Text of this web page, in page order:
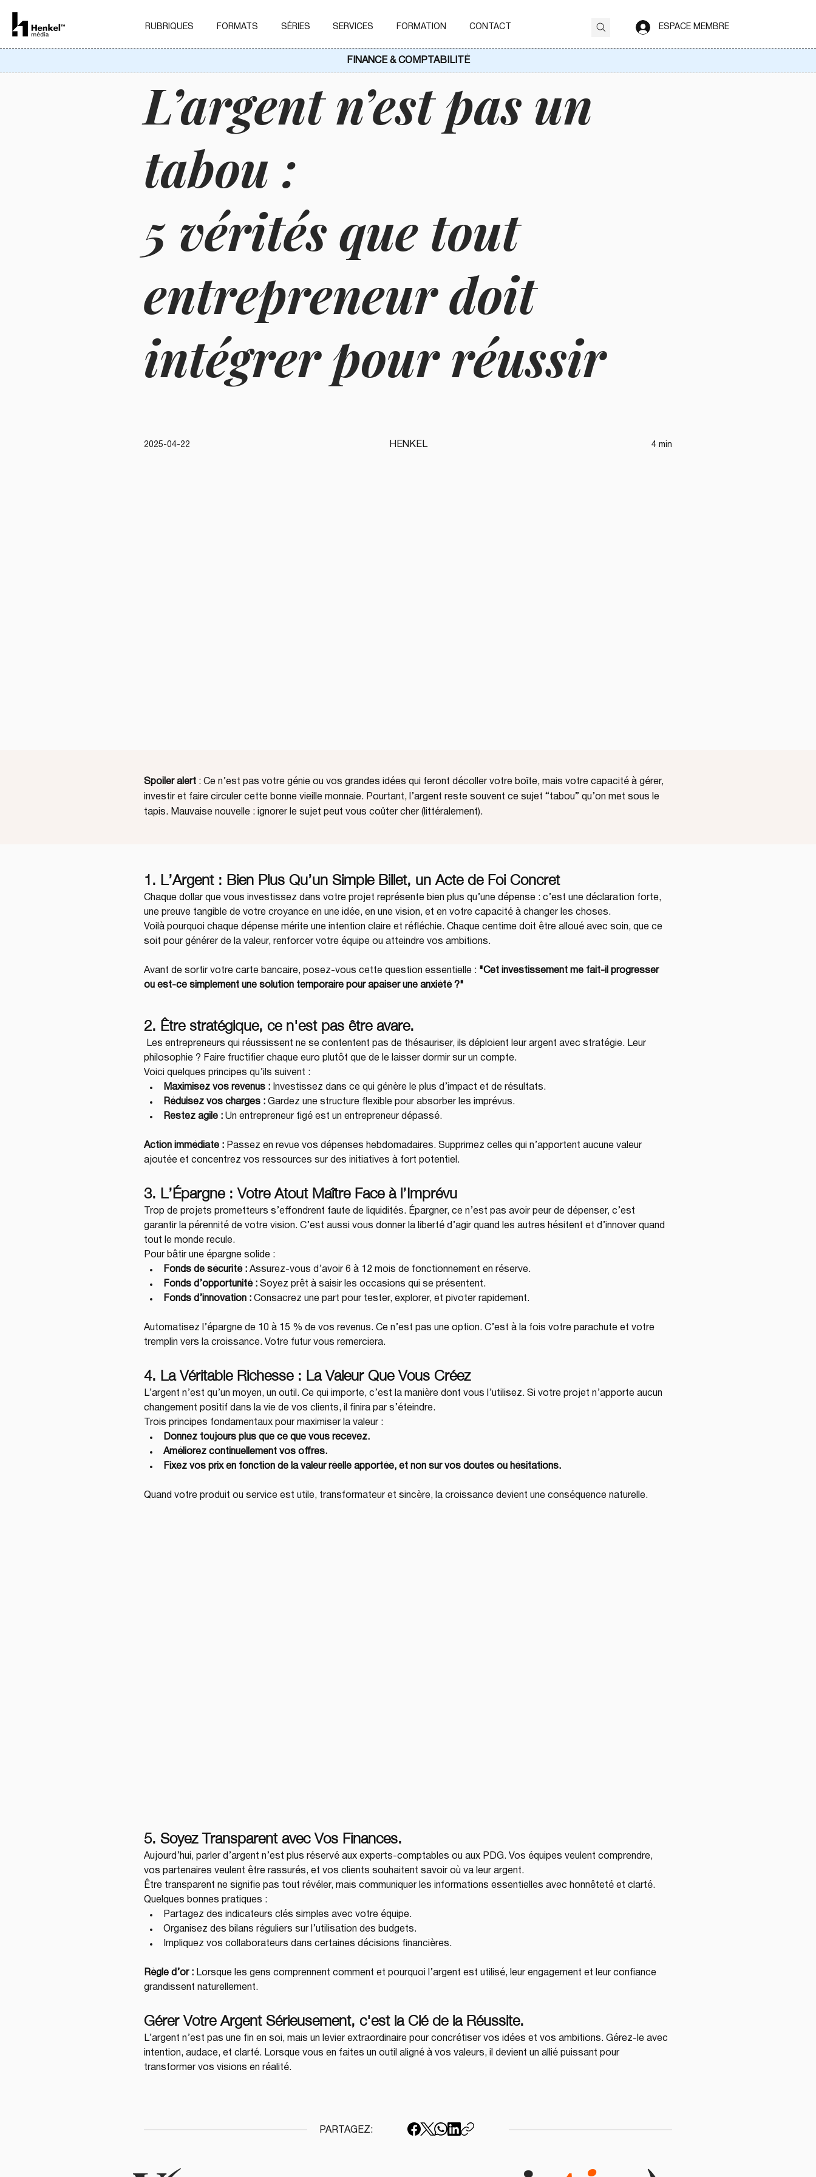
RUBRIQUES FORMATS SÉRIES SERVICES FORMATION CONTACT ESPACE MEMBRE
1. L’Argent : Bien Plus Qu’un Simple Billet, un Acte de Foi Concret
Chaque dollar que vous investissez dans votre projet représente bien plus qu’une dépense : c’est une déclaration forte,
une preuve tangible de votre croyance en une idée, en une vision, et en votre capacité à changer les choses.
Voilà pourquoi chaque dépense mérite une intention claire et réfléchie. Chaque centime doit être alloué avec soin, que ce
soit pour générer de la valeur, renforcer votre équipe ou atteindre vos ambitions.
Avant de sortir votre carte bancaire, posez-vous cette question essentielle : "Cet investissement me fait-il progresser
ou est-ce simplement une solution temporaire pour apaiser une anxiété ?"
2. Être stratégique, ce n'est pas être avare.
Les entrepreneurs qui réussissent ne se contentent pas de thésauriser, ils déploient leur argent avec stratégie. Leur
philosophie ? Faire fructifier chaque euro plutôt que de le laisser dormir sur un compte.
Voici quelques principes qu’ils suivent :
Maximisez vos revenus : Investissez dans ce qui génère le plus d’impact et de résultats.
Réduisez vos charges : Gardez une structure flexible pour absorber les imprévus.
Restez agile : Un entrepreneur figé est un entrepreneur dépassé.
Action immédiate : Passez en revue vos dépenses hebdomadaires. Supprimez celles qui n’apportent aucune valeur
ajoutée et concentrez vos ressources sur des initiatives à fort potentiel.
3. L’Épargne : Votre Atout Maître Face à l’Imprévu
Trop de projets prometteurs s’effondrent faute de liquidités. Épargner, ce n’est pas avoir peur de dépenser, c’est
garantir la pérennité de votre vision. C’est aussi vous donner la liberté d’agir quand les autres hésitent et d’innover quand
tout le monde recule.
Pour bâtir une épargne solide :
Fonds de sécurité : Assurez-vous d’avoir 6 à 12 mois de fonctionnement en réserve.
Fonds d’opportunité : Soyez prêt à saisir les occasions qui se présentent.
Fonds d’innovation : Consacrez une part pour tester, explorer, et pivoter rapidement.
Automatisez l’épargne de 10 à 15 % de vos revenus. Ce n’est pas une option. C’est à la fois votre parachute et votre
tremplin vers la croissance. Votre futur vous remerciera.
4. La Véritable Richesse : La Valeur Que Vous Créez
L’argent n’est qu’un moyen, un outil. Ce qui importe, c’est la manière dont vous l’utilisez. Si votre projet n’apporte aucun
changement positif dans la vie de vos clients, il finira par s’éteindre.
Trois principes fondamentaux pour maximiser la valeur :
Donnez toujours plus que ce que vous recevez.
Améliorez continuellement vos offres.
Fixez vos prix en fonction de la valeur réelle apportée, et non sur vos doutes ou hésitations.
Quand votre produit ou service est utile, transformateur et sincère, la croissance devient une conséquence naturelle.
5. Soyez Transparent avec Vos Finances.
Aujourd’hui, parler d’argent n’est plus réservé aux experts-comptables ou aux PDG. Vos équipes veulent comprendre,
vos partenaires veulent être rassurés, et vos clients souhaitent savoir où va leur argent.
Être transparent ne signifie pas tout révéler, mais communiquer les informations essentielles avec honnêteté et clarté.
Quelques bonnes pratiques :
Partagez des indicateurs clés simples avec votre équipe.
Organisez des bilans réguliers sur l’utilisation des budgets.
Impliquez vos collaborateurs dans certaines décisions financières.
Règle d’or : Lorsque les gens comprennent comment et pourquoi l’argent est utilisé, leur engagement et leur confiance
grandissent naturellement.
Gérer Votre Argent Sérieusement, c'est la Clé de la Réussite.
L’argent n’est pas une fin en soi, mais un levier extraordinaire pour concrétiser vos idées et vos ambitions. Gérez-le avec
intention, audace, et clarté. Lorsque vous en faites un outil aligné à vos valeurs, il devient un allié puissant pour
transformer vos visions en réalité.
L’argent n’est pas un
tabou :
5 vérités que tout
entrepreneur doit
intégrer pour réussir
2025-04-22 HENKEL 4 min
Spoiler alert : Ce n’est pas votre génie ou vos grandes idées qui feront décoller votre boîte, mais votre capacité à gérer,
investir et faire circuler cette bonne vieille monnaie. Pourtant, l’argent reste souvent ce sujet “tabou” qu’on met sous le
tapis. Mauvaise nouvelle : ignorer le sujet peut vous coûter cher (littéralement).
PARTAGEZ:
FINANCE & COMPTABILITÉ